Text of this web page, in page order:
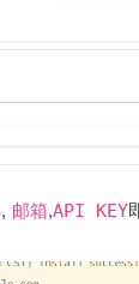
, 邮箱,API KEY